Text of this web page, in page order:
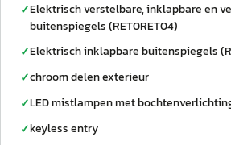
✓Elektrisch verstelbare, inklapbare en
buitenspiegels (RET0RET04)
✓Elektrisch inklapbare buitenspiegels
✓chroom delen exterieur
✓LED mistlampen met
✓keyless entry